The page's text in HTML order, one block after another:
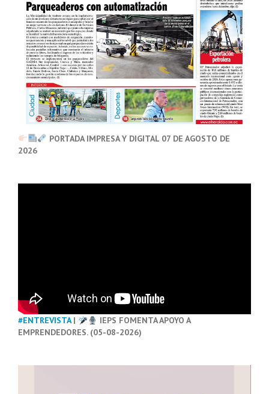
PORTADA IMPRESA Y DIGITAL 07 DE AGOSTO DE
2026
#ENTREVISTA|
IEPS FOMENTA APOYO A
EMPRENDEDORES. (05-08-2026)